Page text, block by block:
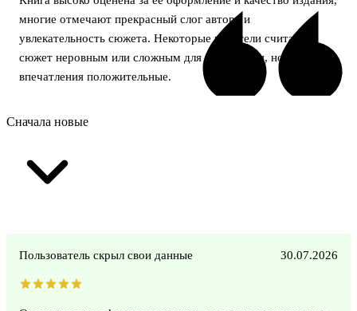
многие отмечают прекрасный слог автора и
увлекательность сюжета. Некоторые читатели считают
сюжет неровным или сложным для восприятия, но в целом
впечатления положительные.
Сначала новые
Пользователь скрыл свои данные 30.07.2026